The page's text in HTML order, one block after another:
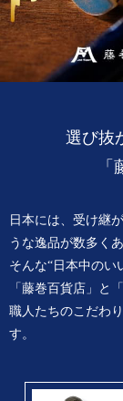
選び抜
日本には、受け継
うな逸品が数多くあ
そんな“日本中のい
「藤巻百貨店」と
職人たちのこだわ
す。